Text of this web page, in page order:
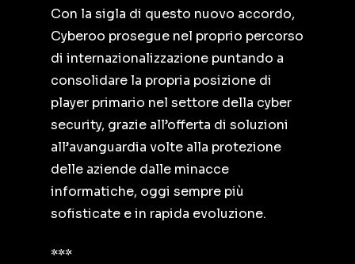
Con la sigla di questo nuovo accordo,
Cyberoo prosegue nel proprio percorso
di internazionalizzazione puntando a
consolidare la propria posizione di
player primario nel settore della cyber
security, grazie all’offerta di soluzioni
all’avanguardia volte alla protezione
delle aziende dalle minacce
informatiche, oggi sempre più
sofisticate e in rapida evoluzione.
***